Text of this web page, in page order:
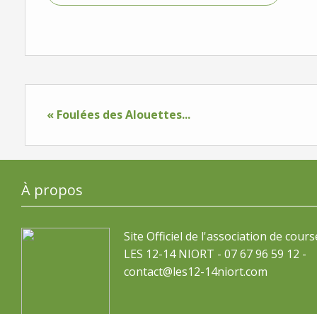
« Foulées des Alouettes...
À propos
Site Officiel de l'association de
LES 12-14 NIORT - 07 67 96 59 12 -
contact@les12-14niort.com